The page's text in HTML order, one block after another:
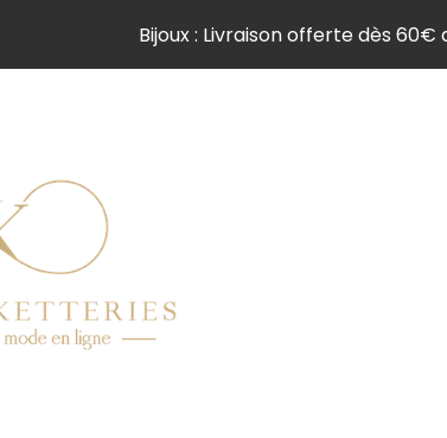
Bijoux : Livraison offerte dès 60€